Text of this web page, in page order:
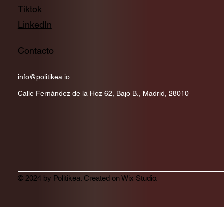
© 2024 by Politikea. Created on Wix Studio.
Tiktok
LinkedIn
Contacto
info@politikea.io
Calle Fernández de la Hoz 62, Bajo B., Madrid, 28010